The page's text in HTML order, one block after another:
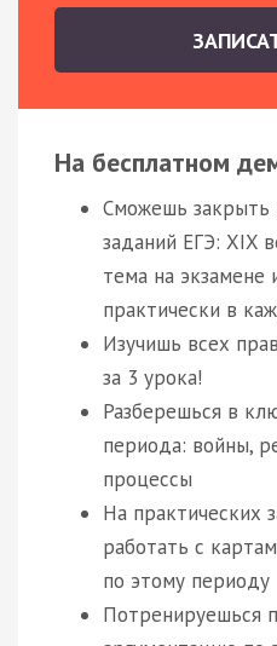
На бесплатном
Сможешь закрыть
заданий ЕГЭ: XIX
тема на экзамене
практически в
Изучишь всех
за 3 урока!
Разберешься в
периода: войны,
процессы
На практических
работать с
по этому периоду
Потренируешься